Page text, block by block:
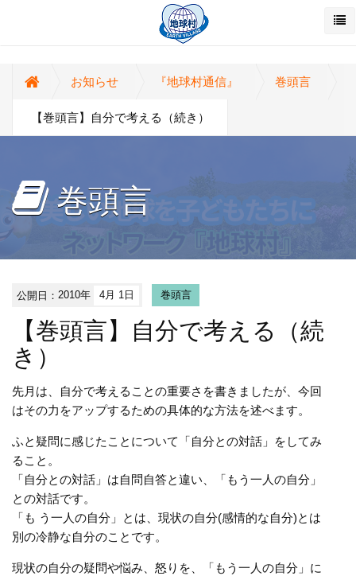
お知らせ 『地球村通信』 巻頭言
【巻頭言】自分で考える（続き）
巻頭言
公開日：2010年 4月 1日 巻頭言
【巻頭言】自分で考える（続
き）
先月は、自分で考えることの重要さを書きましたが、今回
はその力をアップするための具体的な方法を述べます。
ふと疑問に感じたことについて「自分との対話」をしてみ
ること。
「自分との対話」は自問自答と違い、「もう一人の自分」
との対話です。
「も う一人の自分」とは、現状の自分(感情的な自分)とは
別の冷静な自分のことです。
現状の自分の疑問や悩み、怒りを、「もう一人の自分」に